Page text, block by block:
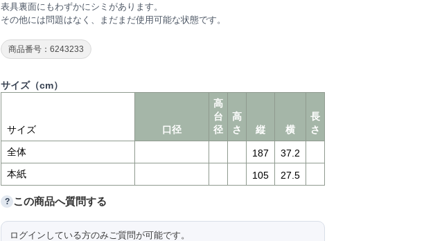
表具裏面にもわずかにシミがあります。
その他には問題はなく、まだまだ使用可能な状態です。
商品番号：6243233
サイズ（cm）
サイズ 口径
高
台
径
高
さ
縦 横
長
さ
全体
187
37.2
本紙
105 27.5
? この商品へ質問する
ログインしている方のみご質問が可能です。